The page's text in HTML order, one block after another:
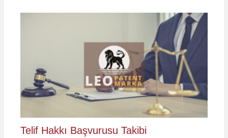
Telif Hakkı Başvurusu Takibi